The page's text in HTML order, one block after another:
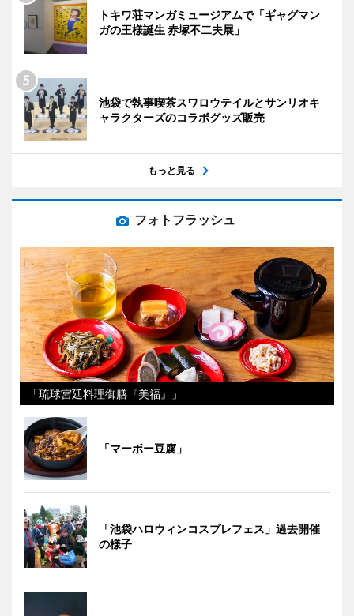
トキワ荘マンガミュージアムで「ギャグマン
ガの王様誕生 赤塚不二夫展」
池袋で執事喫茶スワロウテイルとサンリオキ
ャラクターズのコラボグッズ販売
もっと見る
フォトフラッシュ
「琉球宮廷料理御膳『美福』」
「マーボー豆腐」
「池袋ハロウィンコスプレフェス」過去開催
の様子